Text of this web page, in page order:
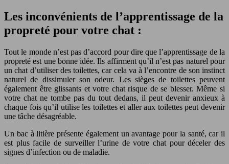
Les inconvénients de l’apprentissage de la
propreté pour votre chat :
Tout le monde n’est pas d’accord pour dire que l’apprentissage de la
propreté est une bonne idée. Ils affirment qu’il n’est pas naturel pour
un chat d’utiliser des toilettes, car cela va à l’encontre de son instinct
naturel de dissimuler son odeur. Les sièges de toilettes peuvent
également être glissants et votre chat risque de se blesser. Même si
votre chat ne tombe pas du tout dedans, il peut devenir anxieux à
chaque fois qu’il utilise les toilettes et aller aux toilettes peut devenir
une tâche désagréable.
Un bac à litière présente également un avantage pour la santé, car il
est plus facile de surveiller l’urine de votre chat pour déceler des
signes d’infection ou de maladie.